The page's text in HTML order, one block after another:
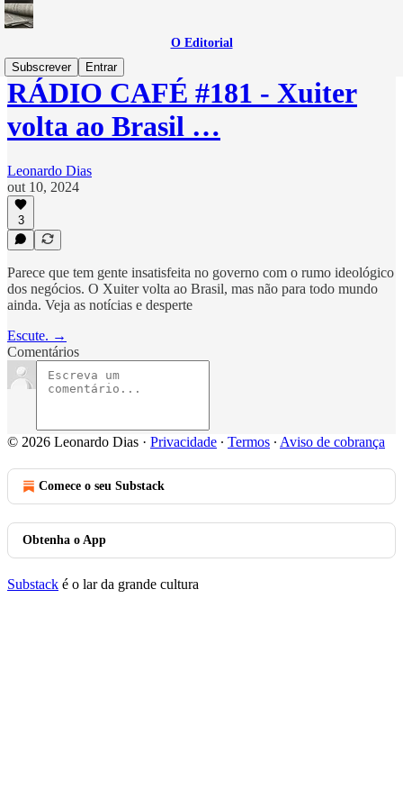
O Editorial
Subscrever
Entrar
RÁDIO CAFÉ #181 - Xuiter
volta ao Brasil …
Leonardo Dias
out 10, 2024
3
Parece que tem gente insatisfeita no governo com o rumo ideológico
dos negócios. O Xuiter volta ao Brasil, mas não para todo mundo
ainda. Veja as notícias e desperte
Escute. →
Comentários
© 2026 Leonardo Dias · Privacidade ∙ Termos ∙ Aviso de cobrança
Comece o seu Substack
Obtenha o App
Substack é o lar da grande cultura